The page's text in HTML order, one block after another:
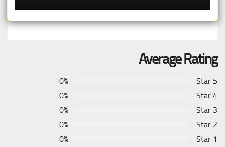
Average Rating
5 Star
0%
4 Star
0%
3 Star
0%
2 Star
0%
1 Star
0%